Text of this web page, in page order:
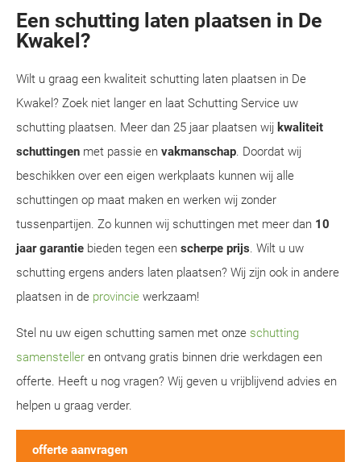
Een schutting laten plaatsen in De
Kwakel?
Wilt u graag een kwaliteit schutting laten plaatsen in De
Kwakel? Zoek niet langer en laat Schutting Service uw
schutting plaatsen. Meer dan 25 jaar plaatsen wij kwaliteit
schuttingen met passie en vakmanschap. Doordat wij
beschikken over een eigen werkplaats kunnen wij alle
schuttingen op maat maken en werken wij zonder
tussenpartijen. Zo kunnen wij schuttingen met meer dan 10
jaar garantie bieden tegen een scherpe prijs. Wilt u uw
schutting ergens anders laten plaatsen? Wij zijn ook in andere
plaatsen in de provincie werkzaam!
Stel nu uw eigen schutting samen met onze schutting
samensteller en ontvang gratis binnen drie werkdagen een
offerte. Heeft u nog vragen? Wij geven u vrijblijvend advies en
helpen u graag verder.
offerte aanvragen